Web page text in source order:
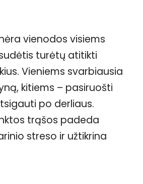
vienodos visiems
turėtų atitikti
Vieniems svarbiausia
kitiems – pasiruošti
po derliaus.
trąšos padeda
streso ir užtikrina